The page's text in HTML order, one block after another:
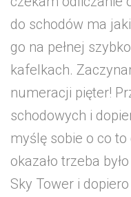
do schodów ma
go na pełnej
kafelkach.
numeracji pięter!
schodowych i
myślę sobie o co
okazało trzeba
Sky Tower i